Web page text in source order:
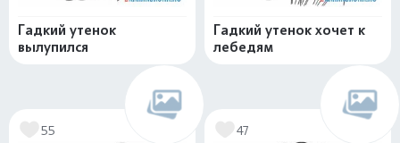
Гадкий утенок
вылупился
Гадкий утенок хочет к
лебедям
55 47